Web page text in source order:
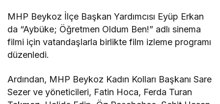
MHP Beykoz İlçe Başkan Yardımcısı Eyüp Erkan
da “Aybüke; Öğretmen Oldum Ben!” adlı sinema
filmi için vatandaşlarla birlikte film izleme programı
düzenledi.
Ardından, MHP Beykoz Kadın Kolları Başkanı Sare
Sezer ve yöneticileri, Fatin Hoca, Ferda Turan